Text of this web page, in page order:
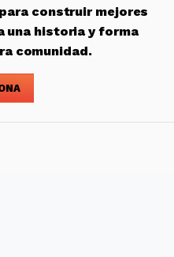
construir mejores
una historia y forma
comunidad.